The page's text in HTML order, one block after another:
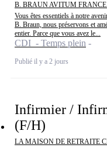
B. BRAUN AVITUM
Vous êtes essentiels à notre
B. Braun, nous préservons et
entier. Parce que vous avez le...
CDI - Temps plein
Publié il y a 2 jours
Infirmier /
(F/H)
LA MAISON DE RETRAITE